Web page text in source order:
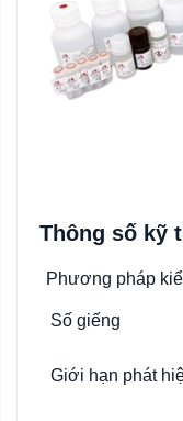
Thông số kỹ
Phương pháp
Số giếng
Giới hạn phát